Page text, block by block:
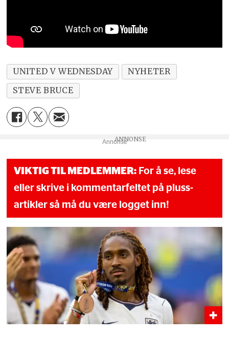
UNITED V WEDNESDAY
NYHETER
STEVE BRUCE
Annonse
VIKTIG TIL MEDLEMMER: For å se, lese
eller skrive i kommentarfeltet på pluss-
artikler så må du være logget inn!